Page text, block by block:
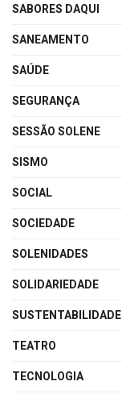
SABORES DAQUI
SANEAMENTO
SAÚDE
SEGURANÇA
SESSÃO SOLENE
SISMO
SOCIAL
SOCIEDADE
SOLENIDADES
SOLIDARIEDADE
SUSTENTABILIDADE
TEATRO
TECNOLOGIA